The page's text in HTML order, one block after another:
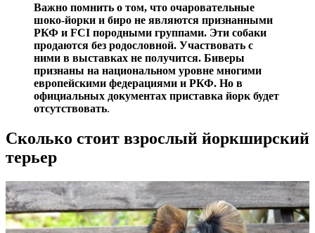
Важно помнить о том, что очаровательные
шоко-йорки и биро не являются признанными
РКФ и FCI породными группами. Эти собаки
продаются без родословной. Участвовать с
ними в выставках не получится. Биверы
признаны на национальном уровне многими
европейскими федерациями и РКФ. Но в
официальных документах приставка йорк будет
отсутствовать.
Сколько стоит взрослый йоркширский
терьер